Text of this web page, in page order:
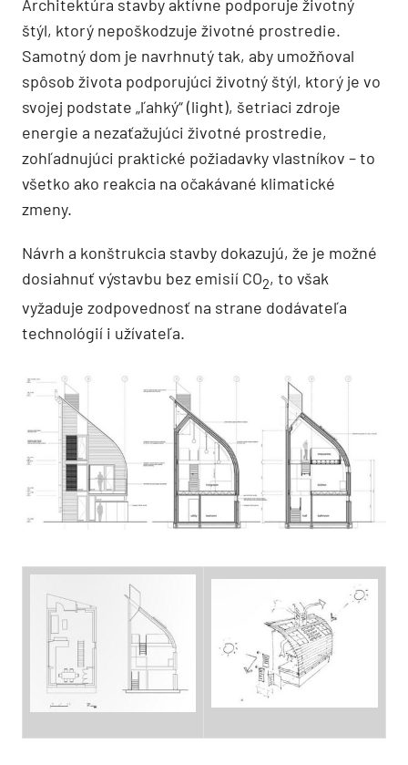
Architektúra stavby aktívne podporuje životný
štýl, ktorý nepoškodzuje životné prostredie.
Samotný dom je navrhnutý tak, aby umožňoval
spôsob života podporujúci životný štýl, ktorý je vo
svojej podstate „ľahký“ (light), šetriaci zdroje
energie a nezaťažujúci životné prostredie,
zohľadnujúci praktické požiadavky vlastníkov – to
všetko ako reakcia na očakávané klimatické
zmeny.
Návrh a konštrukcia stavby dokazujú, že je možné
dosiahnuť výstavbu bez emisií CO2, to však
vyžaduje zodpovednosť na strane dodávateľa
technológií i užívateľa.